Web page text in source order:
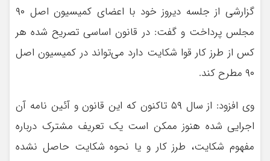
گزارشی از جلسه دیروز خود با اعضای کمیسیون اصل ۹۰
مجلس پرداخت و گفت: در قانون اساسی تصریح شده هر
کس از طرز کار قوا شکایت دارد می‌تواند در کمیسیون اصل
۹۰ مطرح کند.
وی افزود: از سال ۵۹ تاکنون که این قانون و آئین نامه آن
اجرایی شده هنوز ممکن است یک تعریف مشترک درباره
مفهوم شکایت، طرز کار و یا نحوه شکایت حاصل نشده